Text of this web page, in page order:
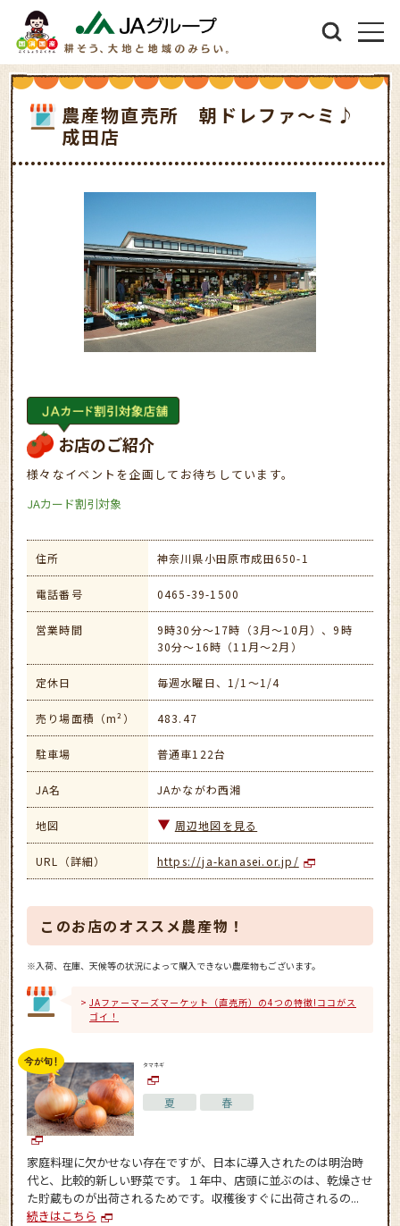
農産物直売所 朝ドレファ～ミ♪
成田店
お店のご紹介
様々なイベントを企画してお待ちしています。
JAカード割引対象
住所 神奈川県小田原市成田650-1
電話番号 0465-39-1500
営業時間
9時30分～17時（3月～10月）、9時
30分～16時（11月～2月）
定休日 毎週水曜日、1/1～1/4
売り場面積（m²） 483.47
駐車場 普通車122台
JA名 JAかながわ西湘
地図 周辺地図を見る
URL（詳細） https://ja-kanasei.or.jp/
このお店のオススメ農産物！
※入荷、在庫、天候等の状況によって購入できない農産物もございます。
JAファーマーズマーケット（直売所）の4つの特徴!ココがス
ゴイ！
タマネギ
夏 春
家庭料理に欠かせない存在ですが、日本に導入されたのは明治時
代と、比較的新しい野菜です。１年中、店頭に並ぶのは、乾燥させ
た貯蔵ものが出荷されるためです。収穫後すぐに出荷されるの...
続きはこちら